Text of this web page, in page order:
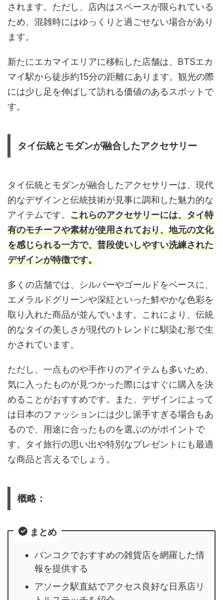
されます。ただし、店内はスペースが限られている
ため、混雑時にはゆっくりと過ごせない場合があり
ます。
新たにエカマイエリアに移転した店舗は、BTSエカ
マイ駅から徒歩約15分の距離にあります。観光の際
には少し足を伸ばして訪れる価値のあるスポットで
す。
タイ伝統とモダンが融合したアクセサリー
タイ伝統とモダンが融合したアクセサリーは、現代
的なデザインと伝統技術が見事に調和した魅力的な
アイテムです。 これらのアクセサリーには、タイ特
有のモチーフや素材が使用されており、地元の文化
を感じられる一方で、普段使いしやすい洗練された
デザインが特徴です。
多くの店舗では、シルバーやゴールドをベースに、
エメラルドグリーンや深紅といった鮮やかな色彩を
取り入れた商品が並んでいます。これにより、伝統
的なタイの美しさが現代のトレンドに馴染む形で生
かされています。
ただし、一点ものや手作りのアイテムも多いため、
気に入ったものが見つかった際にはすぐに購入を決
めることがおすすめです。また、デザインによって
は日本のファッションには少し派手すぎる場合もあ
るので、用途に合ったものを選ぶのがポイントで
す。タイ旅行の思い出や特別なプレゼントにも最適
な商品と言えるでしょう。
概略：
まとめ
バンコクでおすすめの雑貨店を網羅した情
報を提供する
アソーク駅直結でアクセス良好な日系店リ